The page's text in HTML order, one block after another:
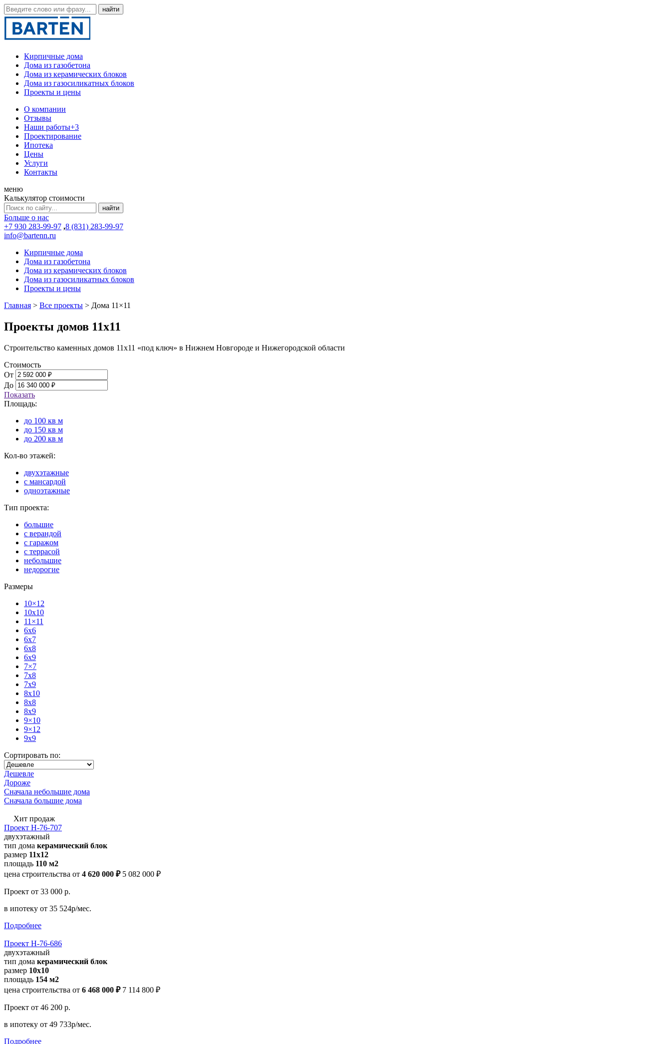
Кирпичные дома
Дома из газобетона
Дома из керамических блоков
Дома из газосиликатных блоков
Проекты и цены
О компании
Отзывы
Наши работы+3
Проектирование
Ипотека
Цены
Услуги
Контакты
меню
Калькулятор стоимости
Больше о нас
+7 930 283-99-97 ,8 (831) 283-99-97
info@bartenn.ru
Кирпичные дома
Дома из газобетона
Дома из керамических блоков
Дома из газосиликатных блоков
Проекты и цены
Главная > Все проекты > Дома 11×11
Проекты домов 11х11
Строительство каменных домов 11х11 «под ключ» в Нижнем Новгороде и Нижегородской области
Стоимость
От
До
Показать
Площадь:
до 100 кв м
до 150 кв м
до 200 кв м
Кол-во этажей:
двухэтажные
с мансардой
одноэтажные
Тип проекта:
большие
с верандой
с гаражом
с террасой
небольшие
недорогие
Размеры
10×12
10x10
11×11
6x6
6x7
6x8
6x9
7×7
7x8
7x9
8x10
8x8
8x9
9×10
9×12
9x9
Сортировать по:
Дешевле
Дороже
Сначала небольшие дома
Сначала большие дома
Хит продаж
Проект Н-76-707
двухэтажный
тип дома керамический блок
размер 11x12
площадь 110 м2
цена строительства от 4 620 000 ₽ 5 082 000 ₽
Проект от 33 000 р.
в ипотеку от 35 524р/мес.
Подробнее
Проект Н-76-686
двухэтажный
тип дома керамический блок
размер 10x10
площадь 154 м2
цена строительства от 6 468 000 ₽ 7 114 800 ₽
Проект от 46 200 р.
в ипотеку от 49 733р/мес.
Подробнее